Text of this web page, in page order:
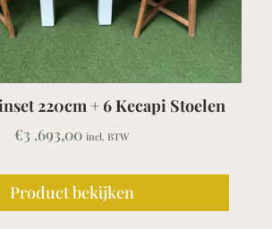
Teak Picknicktafel / Bank Barrat
€1 .839,00
Product bekijken